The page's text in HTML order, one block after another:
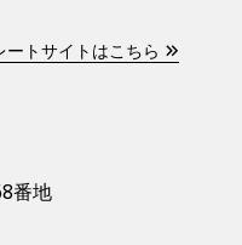
ートサイトはこちら
番地